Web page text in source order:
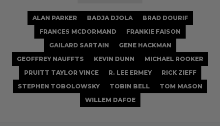
ALAN PARKER BADJA DJOLA
BRAD DOURIF
FRANCES MCDORMAND
FRANKIE FAISON
GAILARD SARTAIN
GENE HACKMAN
GEOFFREY NAUFFTS
KEVIN DUNN
MICHAEL ROOKER
PRUITT TAYLOR VINCE
R. LEE ERMEY
RICK ZIEFF
STEPHEN TOBOLOWSKY
TOBIN BELL
TOM MASON
WILLEM DAFOE